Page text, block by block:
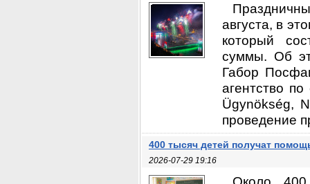
августа, в
который
суммы. Об
Габор
агентство
Ügynökség,
проведение
400 тысяч детей получат
2026-07-29 19:16